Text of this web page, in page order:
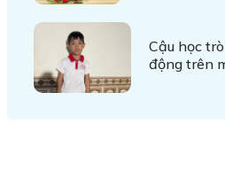
Cậu học
động trên